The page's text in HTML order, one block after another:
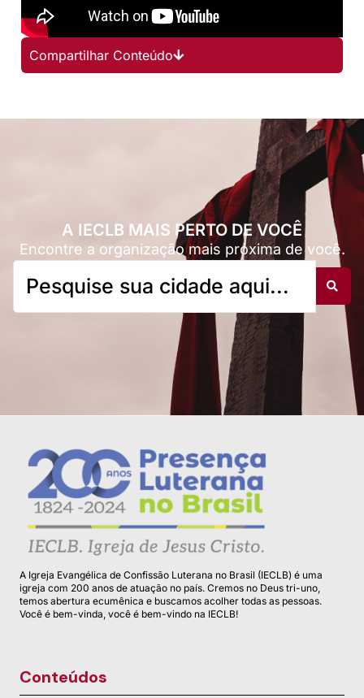
Compartilhar Conteúdo
A IECLB MAIS PERTO DE VOCÊ
Encontre a organização mais próxima de você.
A Igreja Evangélica de Confissão Luterana no Brasil (IECLB) é uma
igreja com 200 anos de atuação no país. Cremos no Deus tri-uno,
temos abertura ecumênica e buscamos acolher todas as pessoas.
Você é bem-vinda, você é bem-vindo na IECLB!
Conteúdos